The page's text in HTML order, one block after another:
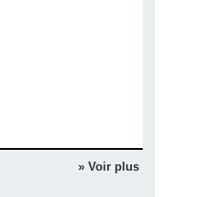
» Voir plus